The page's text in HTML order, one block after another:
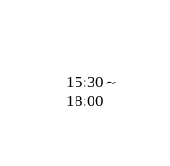
15:30～
18:00